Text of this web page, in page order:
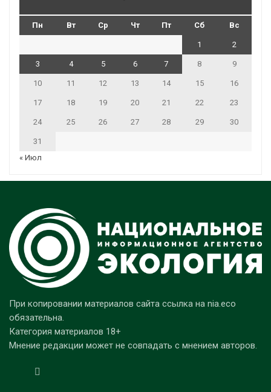
Пн Вт Ср Чт Пт Сб Вс
1 2
3 4 5 6 7 8 9
10 11 12 13 14 15 16
17 18 19 20 21 22 23
24 25 26 27 28 29 30
31
« Июл
При копировании материалов сайта ссылка на nia.eco
обязательна.
Категория материалов 18+
Мнение редакции может не совпадать с мнением авторов.